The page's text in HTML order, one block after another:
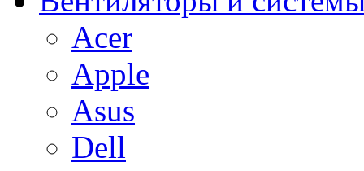
Acer
Apple
Asus
Dell